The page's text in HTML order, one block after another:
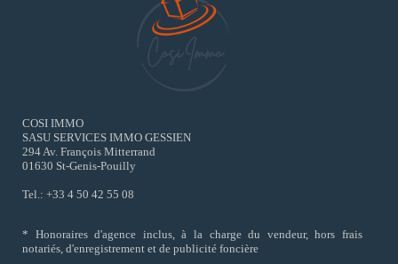
COSI IMMO
SASU SERVICES IMMO GESSIEN
294 Av. François Mitterrand
01630 St-Genis-Pouilly
Tel.: +33 4 50 42 55 08
* Honoraires d'agence inclus, à la charge du vendeur, hors frais
notariés, d'enregistrement et de publicité foncière